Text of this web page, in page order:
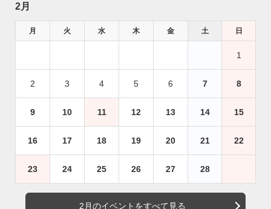
2月
月 火 水 木 金 土 日
1
2 3 4 5 6 7 8
9 10 11 12 13 14 15
16 17 18 19 20 21 22
23 24 25 26 27 28
2月のイベントをすべて見る